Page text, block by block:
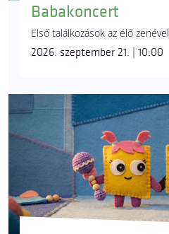
Babakoncert
Első találkozások az élő zenével
2026. szeptember 21. | 10:00